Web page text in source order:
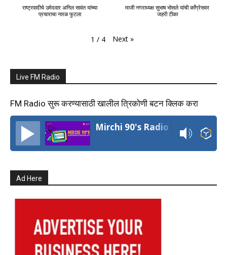
राष्ट्रवादीचे उमेदवार अनिल सावंत यांच्या
प्रचाराचा नारळ फुटला
माजी नगराध्यक्ष सुभाष भोसले यांची काँग्रेसवर
जहरी टीका
1 / 4 Next »
Live FM Radio
FM Radio सुरू करण्यासाठी खालील त्रिकोणी बटन क्लिक करा
Mirchi 90's Radio
Ad Here